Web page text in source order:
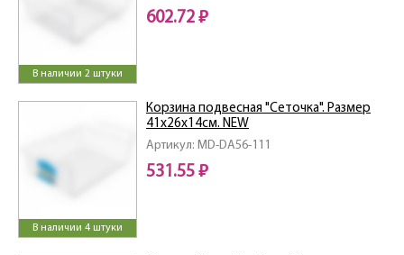
В наличии 2 штуки
602.72 ₽
В наличии 4 штуки
Артикул: MD-DA56-111
Корзина подвесная "Сеточка". Размер
41х26х14см. NEW
531.55 ₽